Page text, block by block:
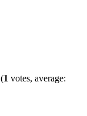
(1 votes, average: